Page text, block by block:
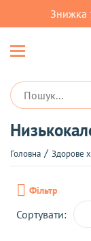
Знижка
Головна Здорове
Фільтр
Сортувати: